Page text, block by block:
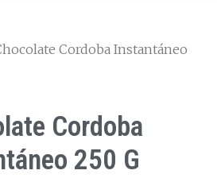
Cordoba Instantáneo
Cordoba
250 G